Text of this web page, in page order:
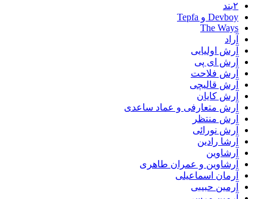
۲بند
Devboy و Tepfa
The Ways
آراد
آرش اولیایی
آرش ای پی
آرش فلاحت
آرش قالیچی
آرش کایان
آرش متعارفی و عماد ساعدی
آرش منتظر
آرش نورائی
آرشا رادین
آرشاوین
آرشاوین و عمران طاهری
آرمان اسماعیلی
آرمین حبیبی